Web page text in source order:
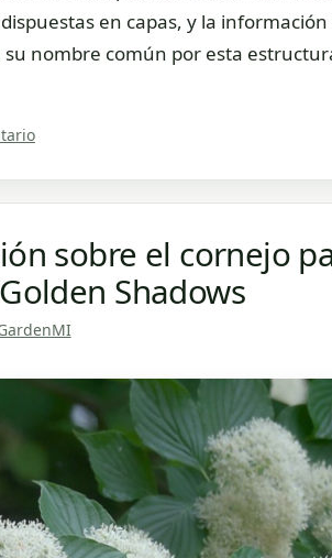
en capas, y la
su nombre común por esta
sobre el cornejo
Shadows